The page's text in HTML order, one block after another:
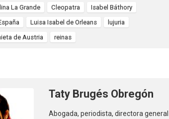
La Grande Cleopatra
Isabel Báthory
Luisa Isabel de Orleans
lujuria
de Austria
reinas
Taty Brugés Obregón
Abogada, periodista, directora